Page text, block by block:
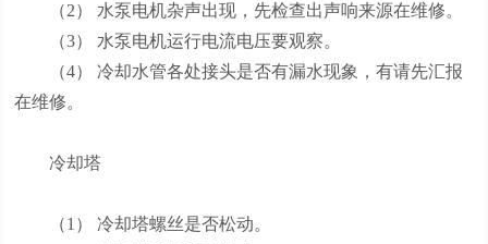
（2） 水泵电机杂声出现，先检查出声响来源在维修。
（3） 水泵电机运行电流电压要观察。
（4） 冷却水管各处接头是否有漏水现象，有请先汇报
在维修。
冷却塔
（1） 冷却塔螺丝是否松动。